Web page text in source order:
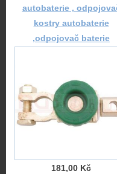
autobaterie ,
kostry autobaterie
,odpojovač baterie
181,00 Kč